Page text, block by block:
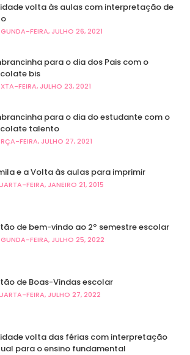
volta às aulas com interpretação de
FEIRA, JULHO 26, 2021
para o dia dos Pais com o
bis
FEIRA, JULHO 23, 2021
para o dia do estudante com o
talento
FEIRA, JULHO 27, 2021
e a Volta às aulas para imprimir
FEIRA, JANEIRO 21, 2015
de bem-vindo ao 2º semestre escolar
FEIRA, JULHO 25, 2022
de Boas-Vindas escolar
FEIRA, JULHO 27, 2022
volta das férias com interpretação
para o ensino fundamental